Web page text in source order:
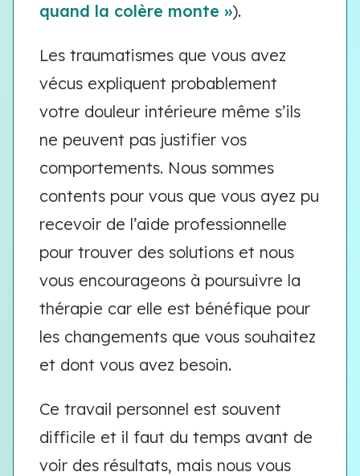
quand la colère monte »).
Les traumatismes que vous avez
vécus expliquent probablement
votre douleur intérieure même s’ils
ne peuvent pas justifier vos
comportements. Nous sommes
contents pour vous que vous ayez pu
recevoir de l’aide professionnelle
pour trouver des solutions et nous
vous encourageons à poursuivre la
thérapie car elle est bénéfique pour
les changements que vous souhaitez
et dont vous avez besoin.
Ce travail personnel est souvent
difficile et il faut du temps avant de
voir des résultats, mais nous vous